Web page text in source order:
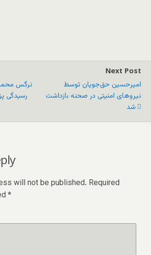
نرگس
رسیدگی
Next Post
امیرحسین حق‌جویان توسط
نیروهای امنیتی در صحنه بازداشت
شد
will not be published. Required
*